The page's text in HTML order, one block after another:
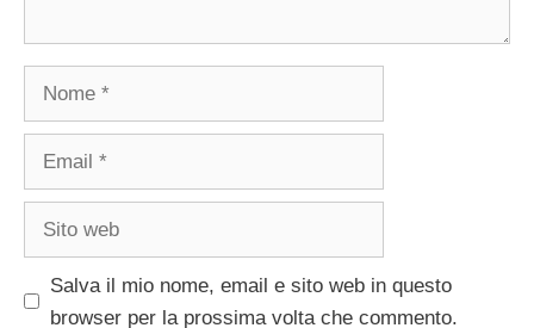
Salva il mio nome, email e sito web in questo
browser per la prossima volta che commento.